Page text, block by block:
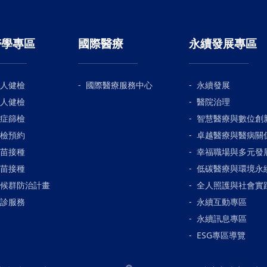
專區
健檢
健檢
篩檢
預約
接種
接種
群防治計畫
服務
國際醫療
國際醫療服務中心
永續發展專區
永續發展
醫院治理
智慧醫療與數位創
卓越醫療與醫病關
幸福職場與多元發
低碳醫療與環境永
全人照護與社會實
永續互動專區
永續訊息專區
ESG專區導覽